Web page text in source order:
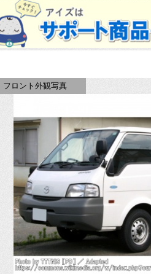
フロント外観写真